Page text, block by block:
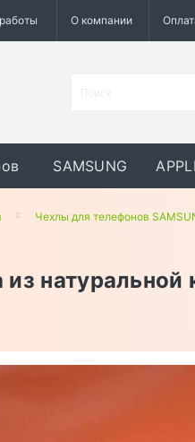
О компании
SAMSUNG
ASUS
Чехлы для телефонов